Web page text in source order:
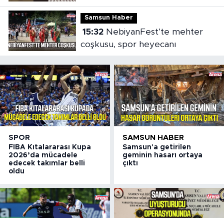
cezaevine gönderildi
Samsun Haber
15:32NebiyanFest’te mehter
coşkusu, spor heyecanı
SPOR
FIBA Kıtalararası Kupa
2026’da mücadele
edecek takımlar belli
oldu
SAMSUN HABER
Samsun'a getirilen
geminin hasarı ortaya
çıktı